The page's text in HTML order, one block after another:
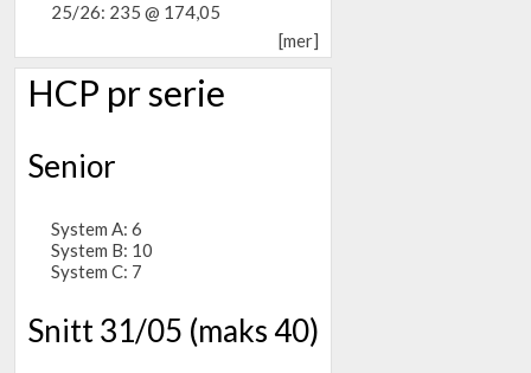
25/26: 235 @ 174,05
[mer]
HCP pr serie
Senior
System A: 6
System B: 10
System C: 7
Snitt 31/05 (maks 40)